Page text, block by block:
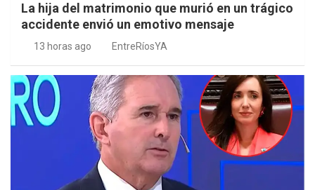
La hija del matrimonio que murió en un trágico
accidente envió un emotivo mensaje
13 horas ago EntreRíosYA